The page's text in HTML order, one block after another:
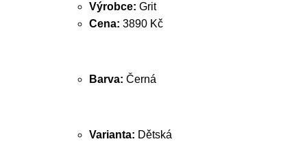
Výrobce: Grit
Cena: 3890 Kč
Barva: Černá
Varianta: Dětská